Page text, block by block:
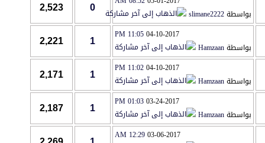
بواسطةslimane2222
0
2,523
04-10-2017
11:05 PM
بواسطةHamzaan
1
2,221
04-10-2017
11:02 PM
بواسطةHamzaan
1
2,171
03-24-2017
01:03 PM
بواسطةHamzaan
1
2,187
03-06-2017
12:29 AM